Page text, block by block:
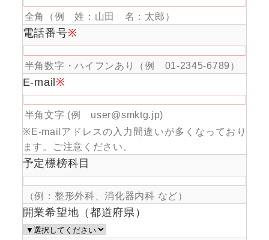
全角（例 姓：山田 名：太郎）
電話番号※
半角数字・ハイフンあり（例 01-2345-6789）
E-mail ※
半角文字 (例 user@smktg.jp)
※E-mailアドレスの入力間違いが多くなっており
ます。ご注意ください。
予定標榜科目
（例：整形外科、消化器内科 など）
開業希望地（都道府県）